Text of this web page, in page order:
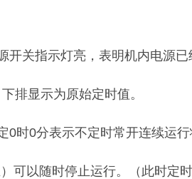
开关指示灯亮，表明机内电源已
排显示为原始定时值。
0时0分表示不定时常开连续运行
可以随时停止运行。（此时定